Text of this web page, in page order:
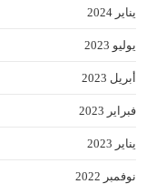
يناير 2024
يوليو 2023
أبريل 2023
فبراير 2023
يناير 2023
نوفمبر 2022